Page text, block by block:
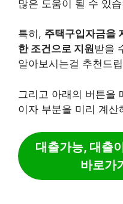
많은 도움이 될 수 있
특히, 주택구입자금을
한 조건으로 지원받을
알아보시는걸 추천드
그리고 아래의 버튼을
이자 부분을 미리 계산
대출가능, 대출
바로가